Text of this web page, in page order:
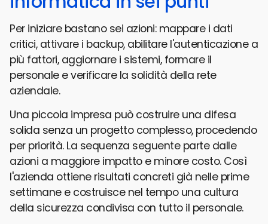
Per iniziare bastano sei azioni: mappare i dati
critici, attivare i backup, abilitare l'autenticazione a
più fattori, aggiornare i sistemi, formare il
personale e verificare la solidità della rete
aziendale.
Una piccola impresa può costruire una difesa
solida senza un progetto complesso, procedendo
per priorità. La sequenza seguente parte dalle
azioni a maggiore impatto e minore costo. Così
l'azienda ottiene risultati concreti già nelle prime
settimane e costruisce nel tempo una cultura
della sicurezza condivisa con tutto il personale.